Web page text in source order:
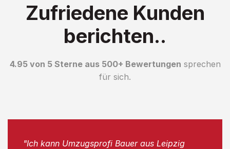
Zufriedene Kunden
berichten..
4.95 von 5 Sterne aus 500+ Bewertungen sprechen
für sich.
"Ich kann Umzugsprofi Bauer aus Leipzig